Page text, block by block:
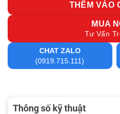
THÊM VÀO
MUA
Tư Vấn
CHAT ZALO
(0919.715.111)
Thông số kỹ thuật